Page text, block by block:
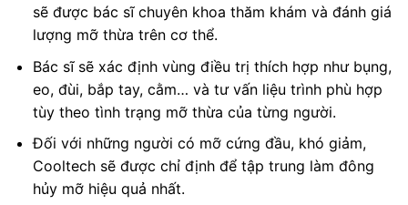
sẽ được bác sĩ chuyên khoa thăm khám và đánh giá
lượng mỡ thừa trên cơ thể.
Bác sĩ sẽ xác định vùng điều trị thích hợp như bụng,
eo, đùi, bắp tay, cằm… và tư vấn liệu trình phù hợp
tùy theo tình trạng mỡ thừa của từng người.
Đối với những người có mỡ cứng đầu, khó giảm,
Cooltech sẽ được chỉ định để tập trung làm đông
hủy mỡ hiệu quả nhất.